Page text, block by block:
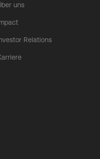
uns
Relations